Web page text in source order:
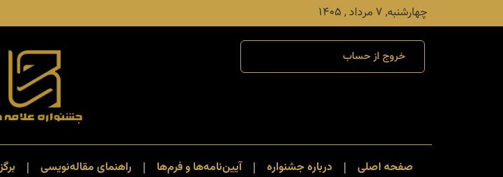
چهارشنبه, ۷ مرداد , ۱۴۰۵
خروج از حساب
صفحه اصلی درباره جشنواره آیین‌نامه‌ها و فرم‌ها راهنمای مقاله‌نویسی